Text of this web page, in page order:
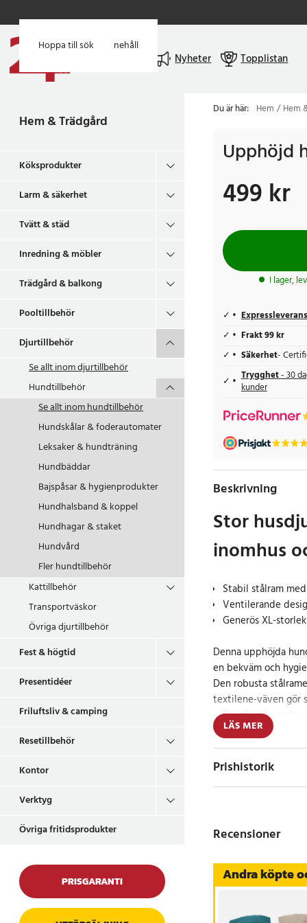
Hoppa till huvudinnehåll
Hoppa till sök
Nyheter Topplistan
Hem & Trädgård
Köksprodukter
Larm & säkerhet
Tvätt & städ
Inredning & möbler
Trädgård & balkong
Pooltillbehör
Djurtillbehör
Se allt inomdjurtillbehör
Hundtillbehör
Se allt inomhundtillbehör
Hundskålar & foderautomater
Leksaker & hundträning
Hundbäddar
Bajspåsar & hygienprodukter
Hundhalsband & koppel
Hundhagar & staket
Hundvård
Fler hundtillbehör
Kattillbehör
Transportväskor
Övriga djurtillbehör
Fest & högtid
Presentidéer
Friluftsliv & camping
Resetillbehör
Kontor
Verktyg
Övriga fritidsprodukter
PRISGARANTI
Du är här: Hem Hem
Upphöjd
Pris:499 kr
499 kr
I lager,
Expressleverans
Frakt 99 kr
Säkerhet-
Trygghet- 30
kunder
Beskrivning
Stor
inomhus
Stabil stålram
Ventilerande
Generös XL-
Denna upphöjda
en bekväm och
Den robusta
textilene-väven gör
och sval även under
Den upphöjda
och insekter på
vila.
Praktisk och
Textilene-ytan kan
Tack vare sin
LÄS MER
Prishistorik
Recensioner
Andra köpte